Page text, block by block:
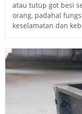
atau tutup got besi
orang, padahal
keselamatan dan